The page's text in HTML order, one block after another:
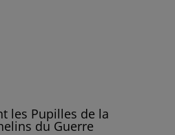
les Pupilles de la
du Guerre